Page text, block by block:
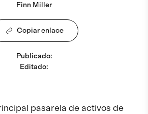
Finn Miller
Copiar enlace
Publicado:
Editado:
pasarela de activos de